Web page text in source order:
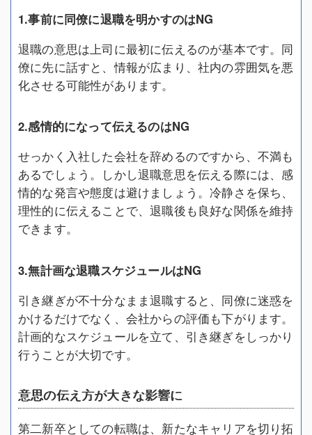
1.事前に同僚に退職を明かすのはNG
退職の意思は上司に最初に伝えるのが基本です。同
僚に先に話すと、情報が広まり、社内の雰囲気を悪
化させる可能性があります。
2.感情的になって伝えるのはNG
せっかく入社した会社を辞めるのですから、不満も
あるでしょう。しかし退職意思を伝える際には、感
情的な発言や態度は避けましょう。冷静さを保ち、
理性的に伝えることで、退職後も良好な関係を維持
できます。
3.無計画な退職スケジュールはNG
引き継ぎが不十分なまま退職すると、同僚に迷惑を
かけるだけでなく、会社からの評価も下がります。
計画的なスケジュールを立て、引き継ぎをしっかり
行うことが大切です。
意思の伝え方が大きな影響に
第二新卒としての転職は、新たなキャリアを切り拓